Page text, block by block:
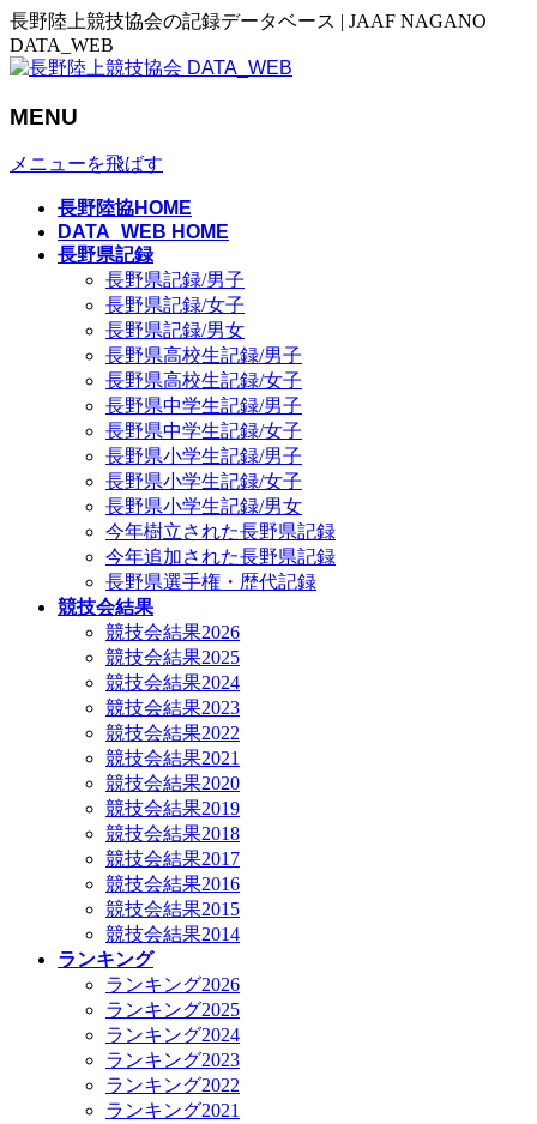
長野陸上競技協会の記録データベース | JAAF NAGANO
DATA_WEB
MENU
メニューを飛ばす
長野陸協HOME
DATA_WEB HOME
長野県記録
長野県記録/男子
長野県記録/女子
長野県記録/男女
長野県高校生記録/男子
長野県高校生記録/女子
長野県中学生記録/男子
長野県中学生記録/女子
長野県小学生記録/男子
長野県小学生記録/女子
長野県小学生記録/男女
今年樹立された長野県記録
今年追加された長野県記録
長野県選手権・歴代記録
競技会結果
競技会結果2026
競技会結果2025
競技会結果2024
競技会結果2023
競技会結果2022
競技会結果2021
競技会結果2020
競技会結果2019
競技会結果2018
競技会結果2017
競技会結果2016
競技会結果2015
競技会結果2014
ランキング
ランキング2026
ランキング2025
ランキング2024
ランキング2023
ランキング2022
ランキング2021